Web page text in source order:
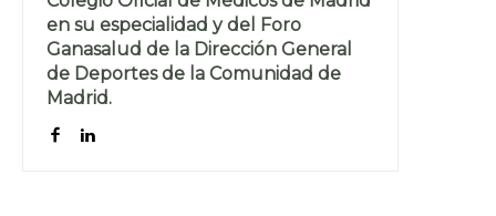
en su especialidad y del Foro
Ganasalud de la Dirección General
de Deportes de la Comunidad de
Madrid.